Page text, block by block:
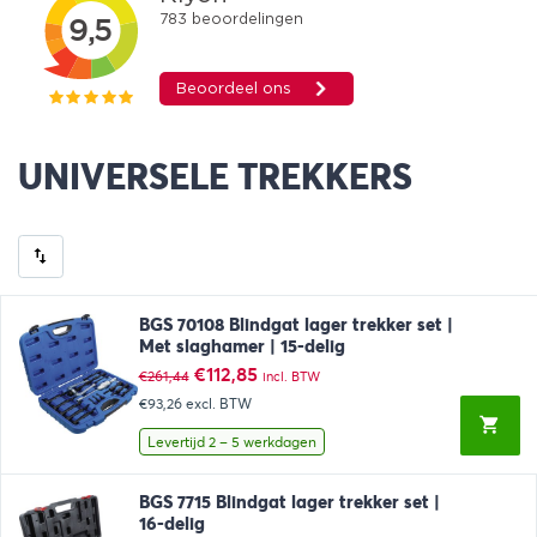
UNIVERSELE TREKKERS
BGS 70108 Blindgat lager trekker set |
Met slaghamer | 15-delig
€261,44 Oorspronkelijke
prijs
was:
€261,44.
€112,85Huidige
€112,85.
incl. BTW
€93,26 excl. BTW
Levertijd 2 – 5 werkdagen
BGS 7715 Blindgat lager trekker set |
16-delig